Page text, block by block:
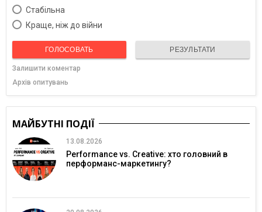
Cтабільна
Краще, ніж до війни
ГОЛОСОВАТЬ РЕЗУЛЬТАТИ
Залишити коментар
Архів опитувань
МАЙБУТНІ ПОДІЇ
13.08.2026
Performance vs. Creative: хто головний в
перформанс-маркетингу?